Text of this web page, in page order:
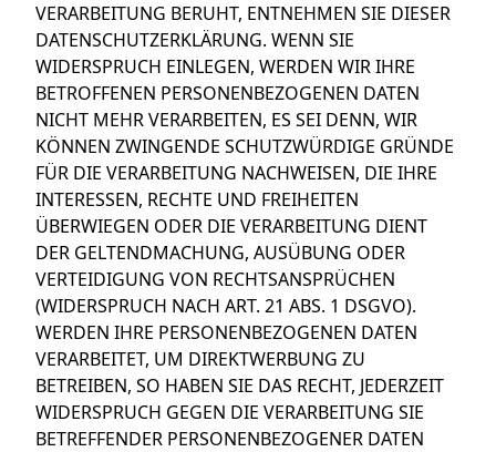
VERARBEITUNG BERUHT, ENTNEHMEN SIE DIESER
DATENSCHUTZERKLÄRUNG. WENN SIE
WIDERSPRUCH EINLEGEN, WERDEN WIR IHRE
BETROFFENEN PERSONENBEZOGENEN DATEN
NICHT MEHR VERARBEITEN, ES SEI DENN, WIR
KÖNNEN ZWINGENDE SCHUTZWÜRDIGE GRÜNDE
FÜR DIE VERARBEITUNG NACHWEISEN, DIE IHRE
INTERESSEN, RECHTE UND FREIHEITEN
ÜBERWIEGEN ODER DIE VERARBEITUNG DIENT
DER GELTENDMACHUNG, AUSÜBUNG ODER
VERTEIDIGUNG VON RECHTSANSPRÜCHEN
(WIDERSPRUCH NACH ART. 21 ABS. 1 DSGVO).
WERDEN IHRE PERSONENBEZOGENEN DATEN
VERARBEITET, UM DIREKTWERBUNG ZU
BETREIBEN, SO HABEN SIE DAS RECHT, JEDERZEIT
WIDERSPRUCH GEGEN DIE VERARBEITUNG SIE
BETREFFENDER PERSONENBEZOGENER DATEN